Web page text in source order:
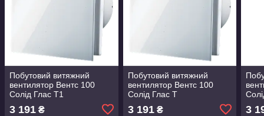
Побутовий витяжний
вентилятор Вентс 100
Солід Глас T1
3 191 ₴
Побутовий витяжний
вентилятор Вентс 100
Солід Глас Т
3 191₴ 3